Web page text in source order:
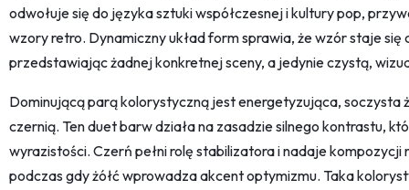
odwołuje się do języka sztuki współczesnej i kultury pop,
wzory retro. Dynamiczny układ form sprawia, że wzór staje
przedstawiając żadnej konkretnej sceny, a jedynie czystą,
Dominującą parą kolorystyczną jest energetyzująca, soczysta
czernią. Ten duet barw działa na zasadzie silnego kontrastu,
wyrazistości. Czerń pełni rolę stabilizatora i nadaje
podczas gdy żółć wprowadza akcent optymizmu. Taka